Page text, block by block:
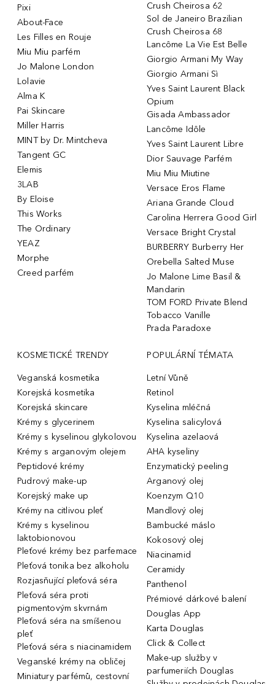
Pixi
About-Face
Les Filles en Rouje
Miu Miu parfém
Jo Malone London
Lolavie
Alma K
Pai Skincare
Miller Harris
MINT by Dr. Mintcheva
Tangent GC
Elemis
3LAB
By Eloise
This Works
The Ordinary
YEAZ
Morphe
Creed parfém
Crush Cheirosa 62
Sol de Janeiro Brazilian
Crush Cheirosa 68
Lancôme La Vie Est Belle
Giorgio Armani My Way
Giorgio Armani Sì
Yves Saint Laurent Black
Opium
Gisada Ambassador
Lancôme Idôle
Yves Saint Laurent Libre
Dior Sauvage Parfém
Miu Miu Miutine
Versace Eros Flame
Ariana Grande Cloud
Carolina Herrera Good Girl
Versace Bright Crystal
BURBERRY Burberry Her
Orebella Salted Muse
Jo Malone Lime Basil &
Mandarin
TOM FORD Private Blend
Tobacco Vanille
Prada Paradoxe
KOSMETICKÉ TRENDY
Veganská kosmetika
Korejská kosmetika
Korejská skincare
Krémy s glycerinem
Krémy s kyselinou glykolovou
Krémy s arganovým olejem
Peptidové krémy
Pudrový make-up
Korejský make up
Krémy na citlivou pleť
Krémy s kyselinou
laktobionovou
Pleťové krémy bez parfemace
Pleťová tonika bez alkoholu
Rozjasňující pleťová séra
Pleťová séra proti
pigmentovým skvrnám
Pleťová séra na smíšenou
pleť
Pleťová séra s niacinamidem
Veganské krémy na obličej
Miniatury parfémů, cestovní
POPULÁRNÍ TÉMATA
Letní Vůně
Retinol
Kyselina mléčná
Kyselina salicylová
Kyselina azelaová
AHA kyseliny
Enzymatický peeling
Arganový olej
Koenzym Q10
Mandlový olej
Bambucké máslo
Kokosový olej
Niacinamid
Ceramidy
Panthenol
Prémiové dárkové balení
Douglas App
Karta Douglas
Click & Collect
Make-up služby v
parfumeriích Douglas